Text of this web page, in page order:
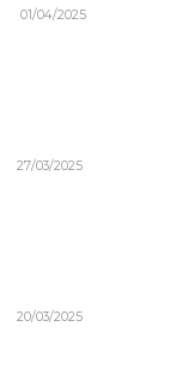
01/04/2025
27/03/2025
20/03/2025